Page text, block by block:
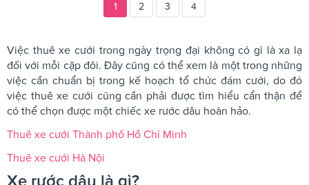
1 2 3 4
Việc thuê xe cưới trong ngày trọng đại không có gì là xa lạ
đối với mỗi cặp đôi. Đây cũng có thể xem là một trong những
việc cần chuẩn bị trong kế hoạch tổ chức đám cưới, do đó
việc thuê xe cưới cũng cần phải được tìm hiểu cẩn thận để
có thể chọn được một chiếc xe rước dâu hoàn hảo.
Thuê xe cưới Thành phố Hồ Chí Minh
Thuê xe cưới Hà Nội
Xe rước dâu là gì?